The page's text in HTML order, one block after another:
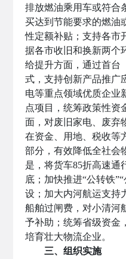
排放燃油乘用车或符合
买达到节能要求的燃油
性定额补贴；支持各市
据各市收旧和换新两个
给提升方面，通过首台
式，支持创新产品推广
电等重点领域优质企业
点项目，统筹政策性资
面，对废旧家电、废弃
在资金、用地、税收等
部分，有效降低全社会
是，将货车85折高速通
底；加快推进“公转铁
设；加大内河航运支持
船舶过闸费，对小清河
予补助；统筹省级资金
培育壮大物流企业。
三、组织实施